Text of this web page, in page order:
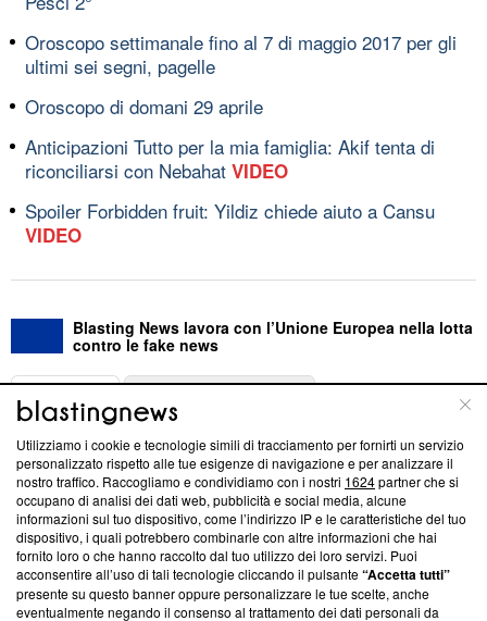
Oroscopo settimanale fino al 7 di maggio 2017 per gli
ultimi sei segni, pagelle
Oroscopo di domani 29 aprile
Anticipazioni Tutto per la mia famiglia: Akif tenta di
riconciliarsi con Nebahat VIDEO
Spoiler Forbidden fruit: Yildiz chiede aiuto a Cansu
VIDEO
Blasting News lavora con l’Unione Europea nella lotta
contro le fake news
ABOUT
Questa sezione offre informazioni trasparenti su Blasting
News, sui nostri processi editoriali e su come ci impegniamo a
creare news di qualità. Inoltre, afferma la nostra aderenza a
‘Trust Project - News with Integrity’Blasting News non è
ancora membro del programma, ma ha richiesto di farne
parte; Trust Project non ha ancora effettuato una verifica di
conformità agli standard.
Utilizziamo i cookie e tecnologie simili di tracciamento per fornirti un servizio
personalizzato rispetto alle tue esigenze di navigazione e per analizzare il
nostro traffico. Raccogliamo e condividiamo con i nostri 1624partner che si
occupano di analisi dei dati web, pubblicità e social media, alcune
informazioni sul tuo dispositivo, come l’indirizzo IP e le caratteristiche del tuo
dispositivo, i quali potrebbero combinarle con altre informazioni che hai
fornito loro o che hanno raccolto dal tuo utilizzo dei loro servizi. Puoi
acconsentire all’uso di tali tecnologie cliccando il pulsante“Accetta tutti”
presente su questo banner oppure personalizzare le tue scelte, anche
eventualmente negando il consenso al trattamento dei dati personali da